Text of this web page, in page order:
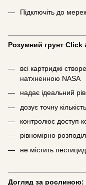
Підключіть до
Розумний грунт
всі картриджі
натхненною NASA
надає ідеальний
дозує точну
контролює доступ
рівномірно
не містить
Догляд за рослиною: